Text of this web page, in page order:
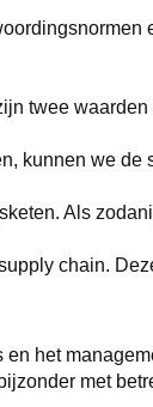
twee
kunnen we
Als
chain.
het
met